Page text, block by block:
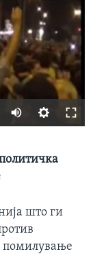
што ги
помилување